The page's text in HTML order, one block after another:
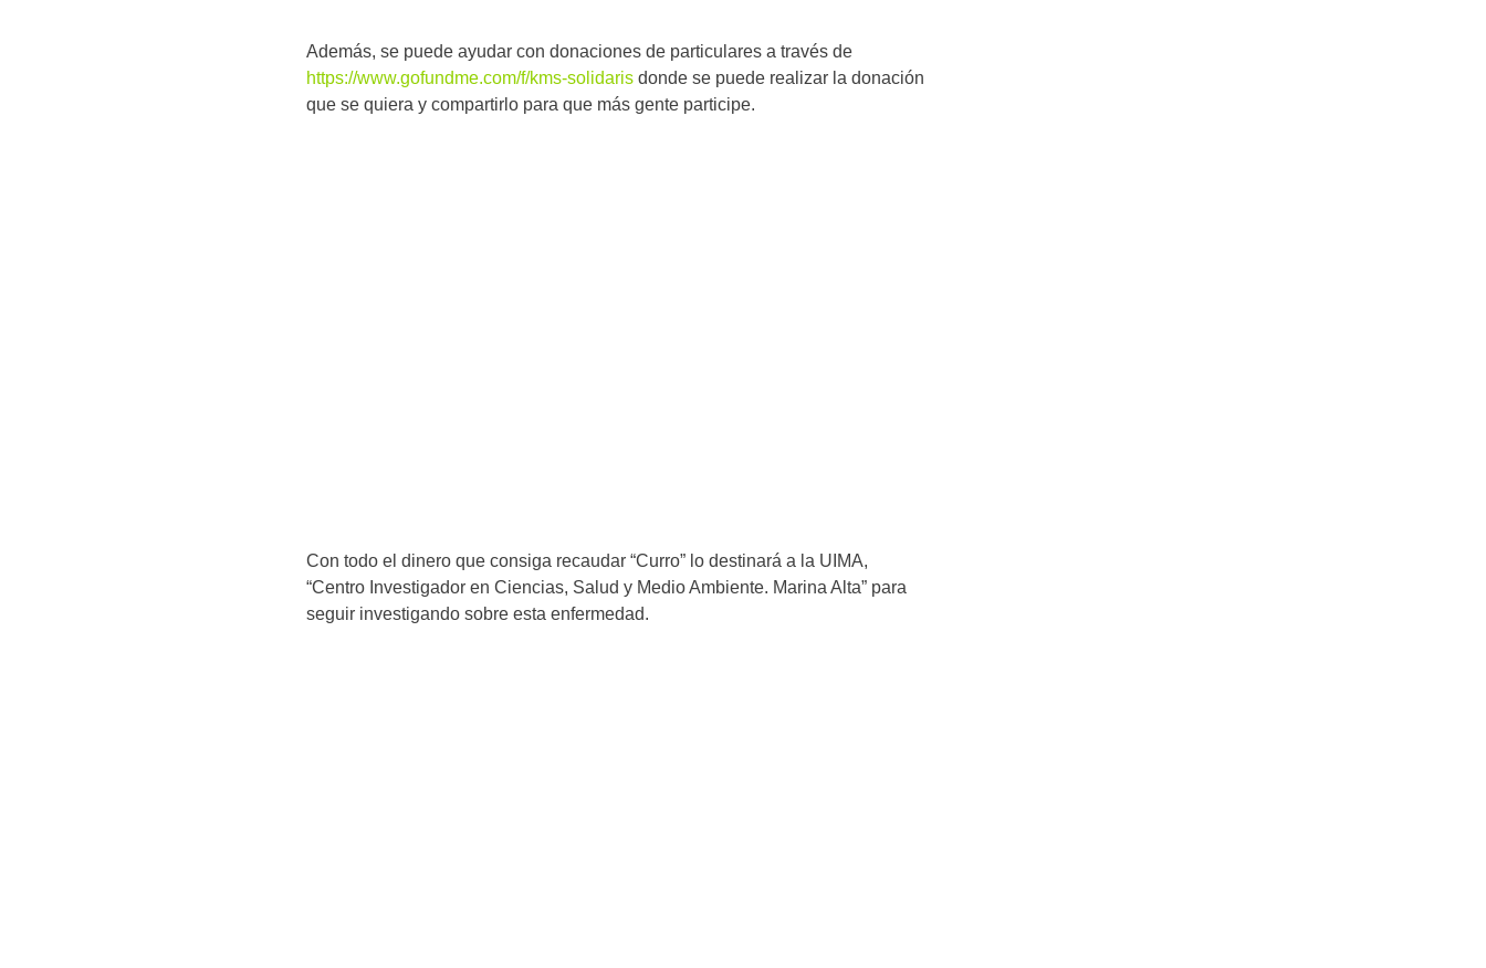
Además, se puede ayudar con donaciones de particulares a través de
https://www.gofundme.com/f/kms-solidaris donde se puede realizar la donación
que se quiera y compartirlo para que más gente participe.
Con todo el dinero que consiga recaudar “Curro” lo destinará a la UIMA,
“Centro Investigador en Ciencias, Salud y Medio Ambiente. Marina Alta” para
seguir investigando sobre esta enfermedad.